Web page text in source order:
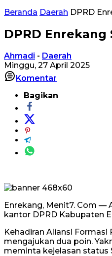
Beranda Daerah DPRD
DPRD
Ahmadi - Daerah
Minggu, 27 April 2025
Komentar
Bagikan
Enrekang, Menit7. Com —
kantor DPRD Kabupaten
Kehadiran Aliansi
mengajukan dua poin.
meminta kejelasan status